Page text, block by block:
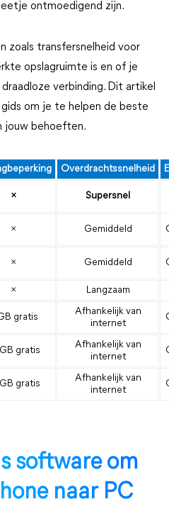
ontmoedigend zijn.
zoals transfersnelheid voor
opslagruimte is en of je
verbinding. Dit artikel
om je te helpen de beste
jouw behoeften.
Overdrachtssnelheid
× Supersnel
× Gemiddeld
× Gemiddeld
× Langzaam
gratis
Afhankelijk van
internet
gratis
Afhankelijk van
internet
gratis
Afhankelijk van
internet
software om
naar PC